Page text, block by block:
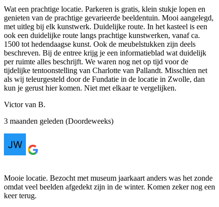
Wat een prachtige locatie. Parkeren is gratis, klein stukje lopen en
genieten van de prachtige gevarieerde beeldentuin. Mooi aangelegd,
met uitleg bij elk kunstwerk. Duidelijke route. In het kasteel is een
ook een duidelijke route langs prachtige kunstwerken, vanaf ca.
1500 tot hedendaagse kunst. Ook de meubelstukken zijn deels
beschreven. Bij de entree krijg je een informatieblad wat duidelijk
per ruimte alles beschrijft. We waren nog net op tijd voor de
tijdelijke tentoonstelling van Charlotte van Pallandt. Misschien net
als wij teleurgesteld door de Fundatie in de locatie in Zwolle, dan
kun je gerust hier komen. Niet met elkaar te vergelijken.
Victor van B.
3 maanden geleden (Doordeweeks)
Mooie locatie. Bezocht met museum jaarkaart anders was het zonde
omdat veel beelden afgedekt zijn in de winter. Komen zeker nog een
keer terug.